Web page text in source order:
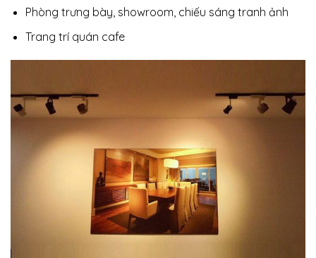
Phòng trưng bày, showroom, chiếu sáng tranh ảnh
Trang trí quán cafe